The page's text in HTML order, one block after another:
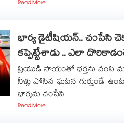
Read More
భార్య డైటీషియన్.. చంపేసి
కప్పెట్టేశాడు .. ఎలా
ప్రియుడి సాయంతో భర్తను చంపి
నీళ్లు పోసిన ఘటన గుర్తుండే
భార్యను చంపేసి
Read More